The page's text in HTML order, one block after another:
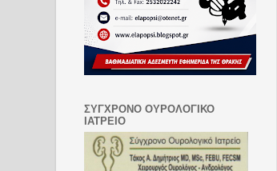
ΣΥΓΧΡΟΝΟ ΟΥΡΟΛΟΓΙΚΟ
ΙΑΤΡΕΙΟ